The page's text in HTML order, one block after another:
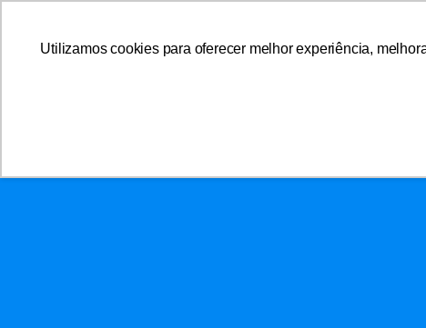
Utilizamos cookies para oferecer melhor experiência,